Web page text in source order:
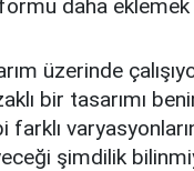
daha
üzerinde
bir tasarımı
şimdilik